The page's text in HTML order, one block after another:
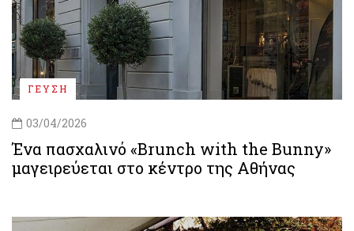
ΓΕΥΣΗ
03/04/2026
Ένα πασχαλινό «Brunch with the Bunny»
μαγειρεύεται στο κέντρο της Αθήνας